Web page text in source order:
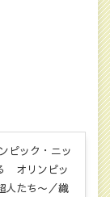
ピック・ニッ
オリンピッ
人たち〜／織